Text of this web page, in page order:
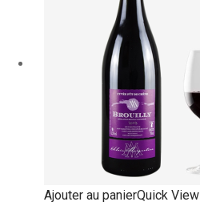
Ajouter au panierQuick View